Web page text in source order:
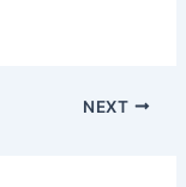
NEXT